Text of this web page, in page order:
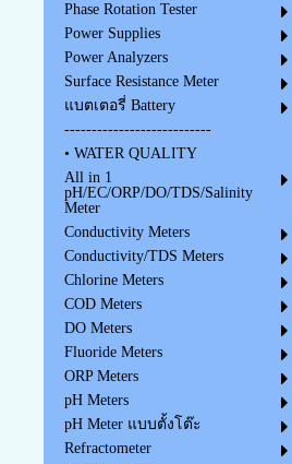
Phase Rotation Tester
Power Supplies
Power Analyzers
Surface Resistance Meter
แบตเตอรี่ Battery
---------------------------
• WATER QUALITY
All in 1
pH/EC/ORP/DO/TDS/Salinity
Meter
Conductivity Meters
Conductivity/TDS Meters
Chlorine Meters
COD Meters
DO Meters
Fluoride Meters
ORP Meters
pH Meters
pH Meter แบบตั้งโต๊ะ
Refractometer